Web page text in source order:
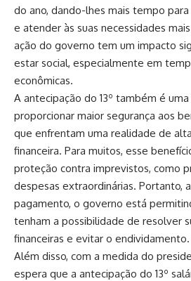
do ano, dando-lhes mais tempo para
e atender às suas necessidades
ação do governo tem um impacto
estar social, especialmente em
econômicas.
A antecipação do 13º também é
proporcionar maior segurança aos
que enfrentam uma realidade de
financeira. Para muitos, esse
proteção contra imprevistos, como
despesas extraordinárias. Portanto,
pagamento, o governo está
tenham a possibilidade de resolver
financeiras e evitar o endividamento.
Além disso, com a medida do
espera que a antecipação do 13º